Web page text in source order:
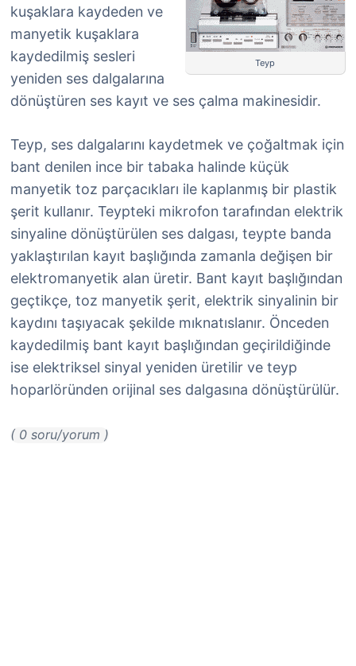
Teyp
kuşaklara kaydeden ve
manyetik kuşaklara
kaydedilmiş sesleri
yeniden ses dalgalarına
dönüştüren ses kayıt ve ses çalma makinesidir.
Teyp, ses dalgalarını kaydetmek ve çoğaltmak için
bant denilen ince bir tabaka halinde küçük
manyetik toz parçacıkları ile kaplanmış bir plastik
şerit kullanır. Teypteki mikrofon tarafından elektrik
sinyaline dönüştürülen ses dalgası, teypte banda
yaklaştırılan kayıt başlığında zamanla değişen bir
elektromanyetik alan üretir. Bant kayıt başlığından
geçtikçe, toz manyetik şerit, elektrik sinyalinin bir
kaydını taşıyacak şekilde mıknatıslanır. Önceden
kaydedilmiş bant kayıt başlığından geçirildiğinde
ise elektriksel sinyal yeniden üretilir ve teyp
hoparlöründen orijinal ses dalgasına dönüştürülür.
( 0 soru/yorum )